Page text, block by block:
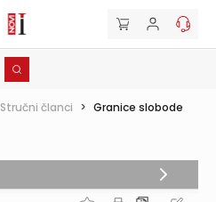
Stručni članci > Granice slobode